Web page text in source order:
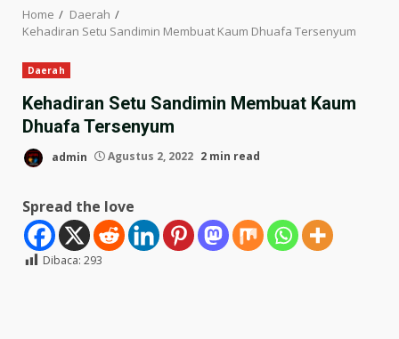
Home
Daerah
Kehadiran Setu Sandimin Membuat Kaum Dhuafa Tersenyum
Daerah
Kehadiran Setu Sandimin Membuat Kaum
Dhuafa Tersenyum
admin Agustus 2, 2022 2 min read
Spread the love
Dibaca: 293